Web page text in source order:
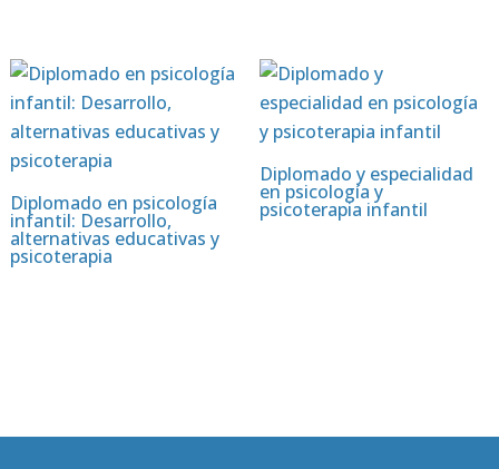
Diplomado en psicología
infantil: Desarrollo,
alternativas educativas y
psicoterapia
Diplomado y especialidad
en psicología y
psicoterapia infantil